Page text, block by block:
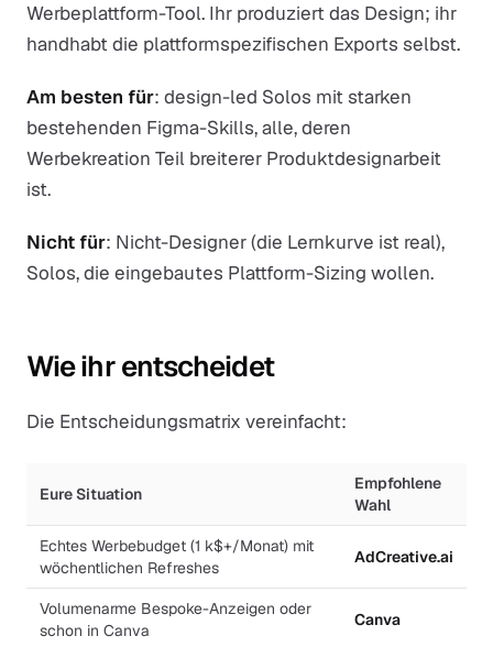
Werbeplattform-Tool. Ihr produziert das Design; ihr
handhabt die plattformspezifischen Exports selbst.
Am besten für: design-led Solos mit starken
bestehenden Figma-Skills, alle, deren
Werbekreation Teil breiterer Produktdesignarbeit
ist.
Nicht für: Nicht-Designer (die Lernkurve ist real),
Solos, die eingebautes Plattform-Sizing wollen.
Wie ihr entscheidet
Die Entscheidungsmatrix vereinfacht:
Eure Situation
Empfohlene
Wahl
Echtes Werbebudget (1 k$+/Monat) mit
wöchentlichen Refreshes
AdCreative.ai
Volumenarme Bespoke-Anzeigen oder
schon in Canva
Canva